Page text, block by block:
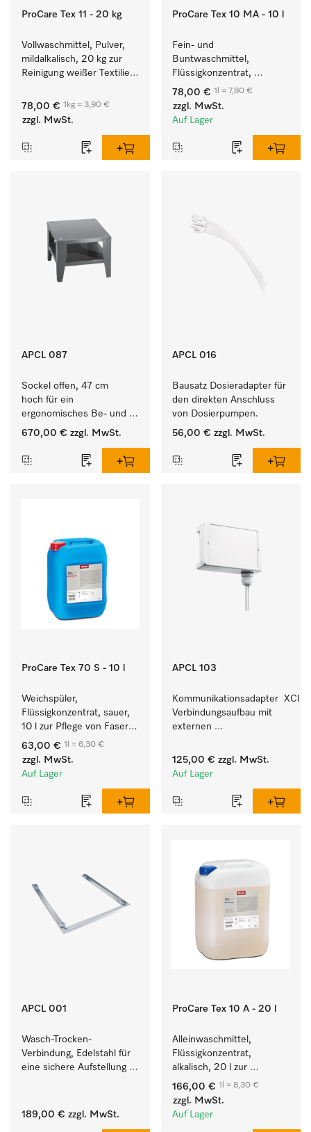
ProCare Tex 11 - 20 kg
Vollwaschmittel, Pulver,
mildalkalisch, 20 kg zur
Reinigung weißer Textilien
Buntwäsche.
78,00 € 1kg = 3,90 €
zzgl. MwSt.
ProCare Tex 10 MA - 10 l
Fein- und
Buntwaschmittel,
Flüssigkonzentrat,
mildalkalisch, 10 l zur
Reinigung von
Buntwäsche und
78,00 € 1l = 7,80 €
zzgl. MwSt.
Auf Lager
APCL 087
Sockel offen, 47 cm
hoch für ein
ergonomisches Be- und
Entladen von
Trockner.
670,00 € zzgl. MwSt.
APCL 016
Bausatz Dosieradapter für
den direkten Anschluss
von Dosierpumpen.
56,00 € zzgl. MwSt.
ProCare Tex 70 S - 10 l
Weichspüler,
Flüssigkonzentrat, sauer,
10 l zur Pflege von Fasern
für eine langfristige
Geschmeidigkeit der
Textilien.
63,00 € 1l = 6,30 €
zzgl. MwSt.
Auf Lager
APCL 103
Kommunikationsadapter  XCI
Verbindungsaufbau mit
externen
125,00 € zzgl. MwSt.
Auf Lager
APCL 001
Wasch-Trocken-
Verbindung, Edelstahl für
eine sichere Aufstellung
189,00 € zzgl. MwSt.
ProCare Tex 10 A - 20 l
Alleinwaschmittel,
Flüssigkonzentrat,
alkalisch, 20 l zur
Reinigung weißer Textilien
und farbechter
Buntwäsche.
166,00 € 1l = 8,30 €
zzgl. MwSt.
Auf Lager